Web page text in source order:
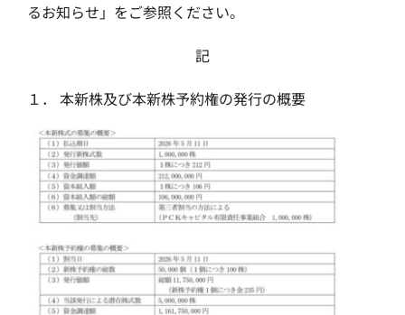
るお知らせ」をご参照ください。
記
１． 本新株及び本新株予約権の発行の概要